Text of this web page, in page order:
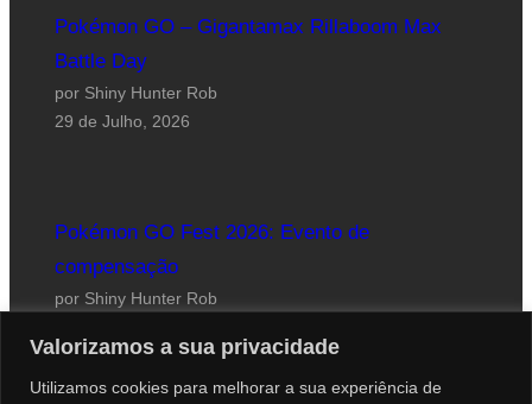
Valorizamos a sua privacidade
Utilizamos cookies para melhorar a sua experiência de
Pokémon GO – Gigantamax Rillaboom Max
Battle Day
por Shiny Hunter Rob
29 de Julho, 2026
Pokémon GO Fest 2026: Evento de
compensação
por Shiny Hunter Rob